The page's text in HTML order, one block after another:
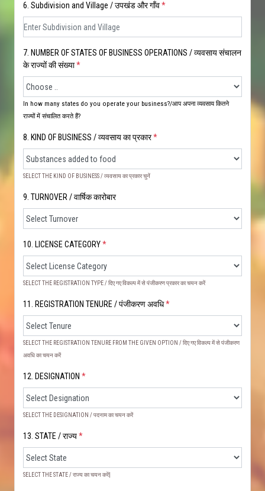
6. Subdivision and Village / उपखंड और गाँव*
7. NUMBER OF STATES OF BUSINESS OPERATIONS / व्यवसाय संचालन
के राज्यों की संख्या*
In how many states do you operate your business?/आप अपना व्यवसाय कितने
राज्यों में संचालित करते हैं?
8. KIND OF BUSINESS / व्यवसाय का प्रकार*
SELECT THE KIND OF BUSINESS / व्यवसाय का प्रकार चुनें
9. TURNOVER / वार्षिक कारोबार
10. LICENSE CATEGORY*
SELECT THE REGISTRATION TYPE / दिए गए विकल्प में से पंजीकरण प्रकार का चयन करें
11. REGISTRATION TENURE / पंजीकरण अवधि*
SELECT THE REGISTRATION TENURE FROM THE GIVEN OPTION / दिए गए विकल्प में से पंजीकरण
अवधि का चयन करें
12. DESIGNATION *
SELECT THE DESIGNATION / पदनाम का चयन करें
13. STATE / राज्य*
SELECT THE STATE / राज्य का चयन करें|